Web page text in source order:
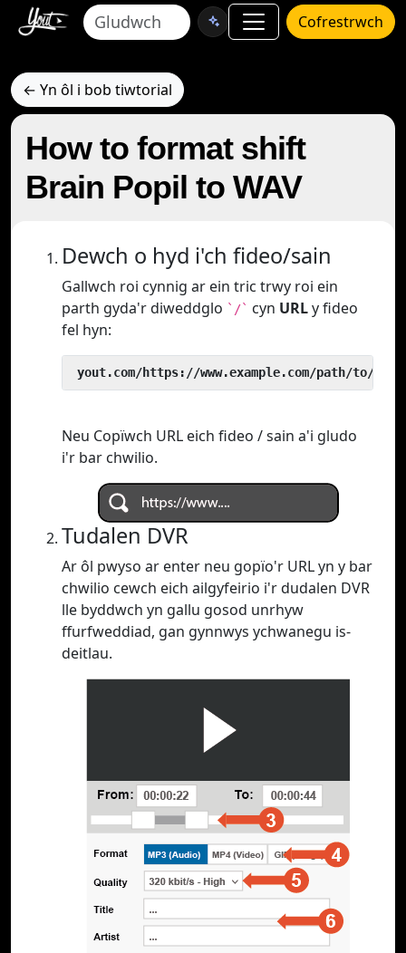
Cofrestrwch
← Yn ôl i bob tiwtorial
How to format shift
Brain Popil to WAV
Dewch o hyd i'ch fideo/sain
Gallwch roi cynnig ar ein tric trwy roi ein
parth gyda'r diweddglo `/` cyn URLy fideo
fel hyn:
yout.com/https://www.example.com/path/to/
Neu Copïwch URL eich fideo / sain a'i gludo
i'r bar chwilio.
Tudalen DVR
Ar ôl pwyso ar enter neu gopïo'r URL yn y bar
chwilio cewch eich ailgyfeirio i'r dudalen DVR
lle byddwch yn gallu gosod unrhyw
ffurfweddiad, gan gynnwys ychwanegu is-
deitlau.